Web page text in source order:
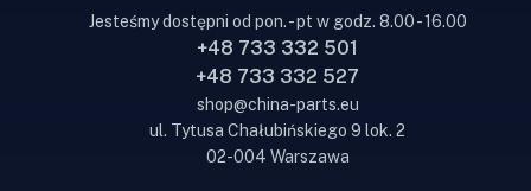
Jesteśmy dostępni od pon. - pt w godz. 8.00 - 16.00
+48 733 332 501
+48 733 332 527
shop@china-parts.eu
ul. Tytusa Chałubińskiego 9 lok. 2
02-004 Warszawa